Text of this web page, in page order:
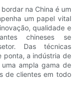
na China é um
um papel vital
qualidade e
chineses se
Das técnicas
ponta, a indústria de
ampla gama de
de clientes em todo